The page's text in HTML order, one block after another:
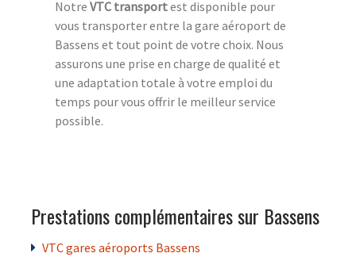
Notre VTC transportest disponible pour
vous transporter entre la gare aéroport de
Bassens et tout point de votre choix. Nous
assurons une prise en charge de qualité et
une adaptation totale à votre emploi du
temps pour vous offrir le meilleur service
possible.
Prestations complémentaires sur Bassens
VTC gares aéroports Bassens